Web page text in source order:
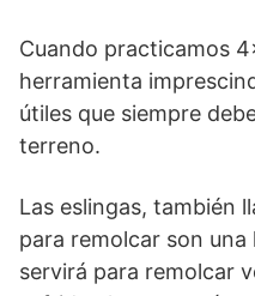
Cuando practicamos
herramienta
útiles que siempre
terreno.
Las eslingas, también
para remolcar son
servirá para remolcar